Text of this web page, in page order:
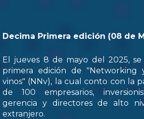
Decima Primera edición (08 de
El jueves 8 de mayo del 2025,
primera edición de "Networking
vinos" (NNv), la cual conto con la
de 100 empresarios,
gerencia y directores de alto
extranjero.